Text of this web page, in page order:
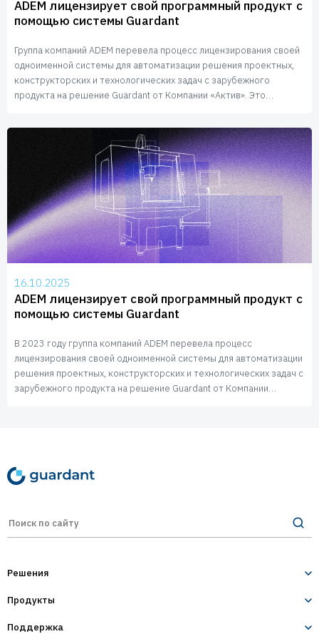
Пресс-центр
Новости
Мероприятия
Экспертиза
Пользователям
Техническая поддержка
ADEM лицензирует свой программный продукт с
помощью системы Guardant
Группа компаний ADEM перевела процесс лицензирования своей
одноименной системы для автоматизации решения проектных,
конструкторских и технологических задач с зарубежного
продукта на решение Guardant от Компании «Актив». Это
своего ПО, надежно защитить его от незаконного копирования,
а также предоставлять лицензии в соответствии с требованиями
импортозамещения.
16.10.2025
ADEM лицензирует свой программный продукт с
помощью системы Guardant
В 2023 году группа компаний ADEM перевела процесс
лицензирования своей одноименной системы для автоматизации
решения проектных, конструкторских и технологических задач с
зарубежного продукта на решение Guardant от Компании
Решения
Лицензирование и защита ПО
Продукты
Guardant Sign
Поддержка